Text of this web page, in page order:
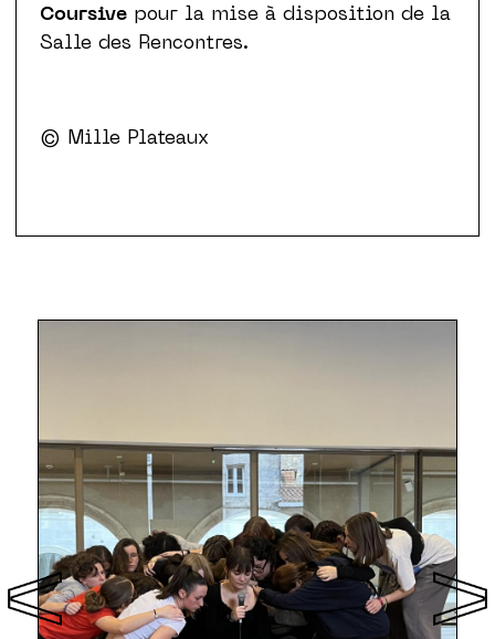
Coursive pour la mise à disposition de la
Salle des Rencontres.
© Mille Plateaux